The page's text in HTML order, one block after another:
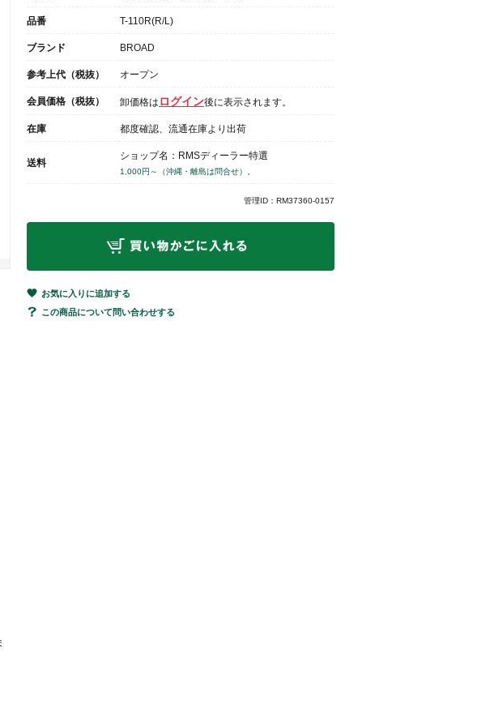
品番 T-110R(R/L)
ブランド BROAD
参考上代（税抜） オープン
会員価格（税抜） 卸価格は ログイン後に表示されます。
在庫 都度確認、流通在庫より出荷
送料
ショップ名：RMSディーラー特選
1,000円～（沖縄・離島は問合せ）。
管理ID：RM37360-0157
お気に入りに追加する
この商品について問い合わせする